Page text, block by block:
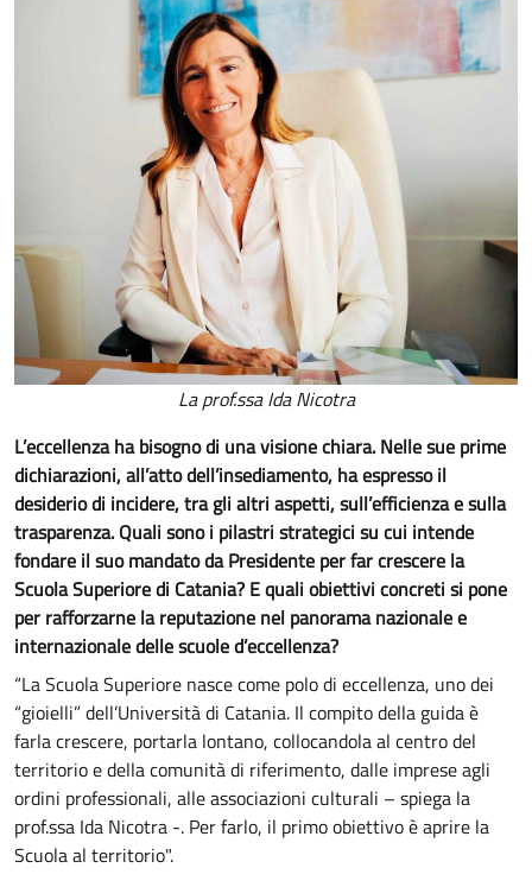
La prof.ssa Ida Nicotra
L’eccellenza ha bisogno di una visione chiara. Nelle sue prime
dichiarazioni, all’atto dell’insediamento, ha espresso il
desiderio di incidere, tra gli altri aspetti, sull’efficienza e sulla
trasparenza. Quali sono i pilastri strategici su cui intende
fondare il suo mandato da Presidente per far crescere la
Scuola Superiore di Catania? E quali obiettivi concreti si pone
per rafforzarne la reputazione nel panorama nazionale e
internazionale delle scuole d’eccellenza?
“La Scuola Superiore nasce come polo di eccellenza, uno dei
“gioielli” dell’Università di Catania. Il compito della guida è
farla crescere, portarla lontano, collocandola al centro del
territorio e della comunità di riferimento, dalle imprese agli
ordini professionali, alle associazioni culturali – spiega la
prof.ssa Ida Nicotra -. Per farlo, il primo obiettivo è aprire la
Scuola al territorio".